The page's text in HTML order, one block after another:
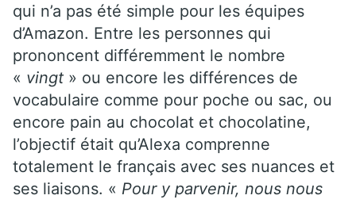
qui n’a pas été simple pour les équipes
d’Amazon. Entre les personnes qui
prononcent différemment le nombre
« vingt » ou encore les différences de
vocabulaire comme pour poche ou sac, ou
encore pain au chocolat et chocolatine,
l’objectif était qu’Alexa comprenne
totalement le français avec ses nuances et
ses liaisons. « Pour y parvenir, nous nous